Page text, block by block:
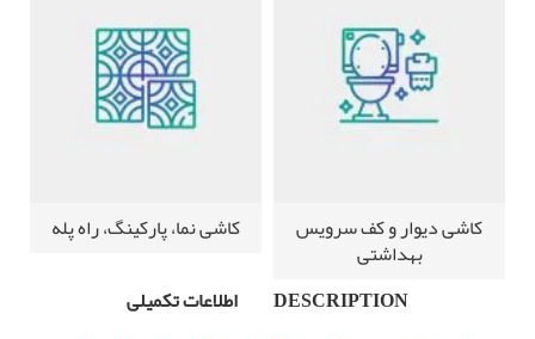
کاشی دیوار و کف سرویس
بهداشتی
کاشی نما، پارکینگ، راه پله
DESCRIPTION
اطلاعات تکمیلی